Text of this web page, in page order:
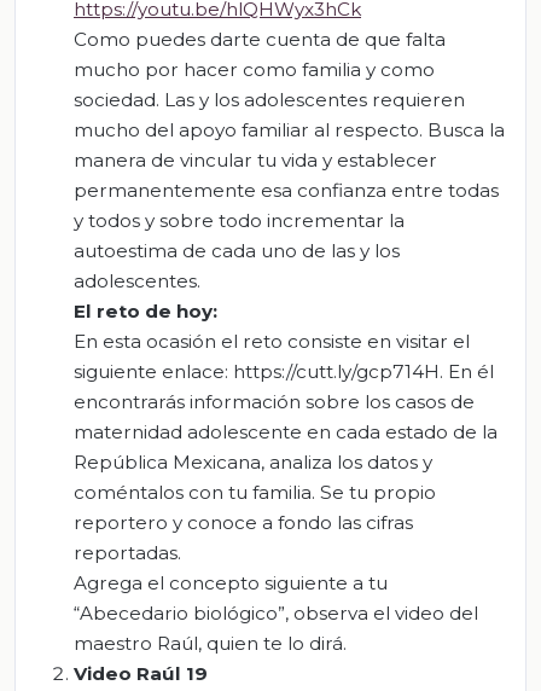
https://youtu.be/hlQHWyx3hCk
Como puedes darte cuenta de que falta
mucho por hacer como familia y como
sociedad. Las y los adolescentes requieren
mucho del apoyo familiar al respecto. Busca la
manera de vincular tu vida y establecer
permanentemente esa confianza entre todas
y todos y sobre todo incrementar la
autoestima de cada uno de las y los
adolescentes.
El reto de hoy:
En esta ocasión el reto consiste en visitar el
siguiente enlace: https://cutt.ly/gcp714H. En él
encontrarás información sobre los casos de
maternidad adolescente en cada estado de la
República Mexicana, analiza los datos y
coméntalos con tu familia. Se tu propio
reportero y conoce a fondo las cifras
reportadas.
Agrega el concepto siguiente a tu
“Abecedario biológico”, observa el video del
maestro Raúl, quien te lo dirá.
Video Raúl 19